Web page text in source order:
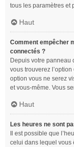
tous les paramètres et
Haut
Comment empêcher
connectés ?
Depuis votre panneau
vous trouverez l’option
option vous ne serez
et vous-même. Vous
Haut
Les heures ne sont
Il est possible que
celui dans lequel vous